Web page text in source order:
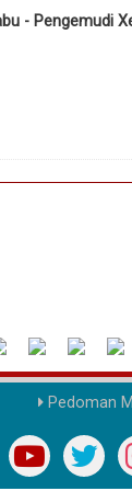
- Pengemudi
Pedoman